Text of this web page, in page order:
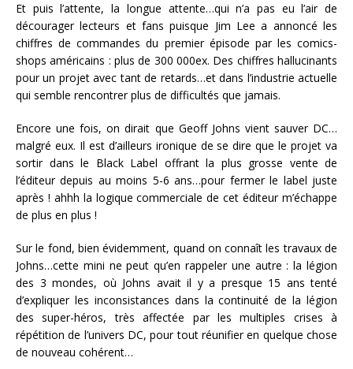
Et puis l’attente, la longue attente…qui n’a pas eu l’air de
décourager lecteurs et fans puisque Jim Lee a annoncé les
chiffres de commandes du premier épisode par les comics-
shops américains : plus de 300 000ex. Des chiffres hallucinants
pour un projet avec tant de retards…et dans l’industrie actuelle
qui semble rencontrer plus de difficultés que jamais.
Encore une fois, on dirait que Geoff Johns vient sauver DC…
malgré eux. Il est d’ailleurs ironique de se dire que le projet va
sortir dans le Black Label offrant la plus grosse vente de
l’éditeur depuis au moins 5-6 ans…pour fermer le label juste
après ! ahhh la logique commerciale de cet éditeur m’échappe
de plus en plus !
Sur le fond, bien évidemment, quand on connaît les travaux de
Johns…cette mini ne peut qu’en rappeler une autre : la légion
des 3 mondes, où Johns avait il y a presque 15 ans tenté
d’expliquer les inconsistances dans la continuité de la légion
des super-héros, très affectée par les multiples crises à
répétition de l’univers DC, pour tout réunifier en quelque chose
de nouveau cohérent…